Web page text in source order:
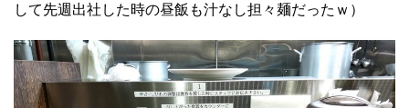
して先週出社した時の昼飯も汁なし担々麺だったｗ）